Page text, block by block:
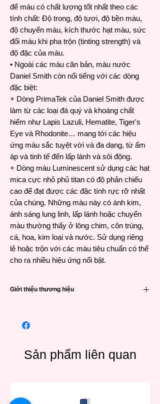
để màu có chất lượng tốt nhất theo các
tính chất: Độ trong, độ tươi, độ bền màu,
độ chuyển màu, kích thước hạt màu, sức
đổi màu khi pha trộn (tinting strength) và
độ đặc của màu.
• Ngoài các màu căn bản, màu nước
Daniel Smith còn nổi tiếng với các dòng
đặc biệt:
+ Dòng PrimaTek của Daniel Smith được
làm từ các loại đá quý và khoáng chất
hiếm như Lapis Lazuli, Hematite, Tiger's
Eye và Rhodonite… mang tới các hiệu
ứng màu sắc tuyệt vời và đa dạng, từ ấm
áp và tinh tế đến lấp lánh và sôi động.
+ Dòng màu Luminescent sử dụng các hạt
mica cực nhỏ phủ titan có độ phản chiếu
cao để đạt được các đặc tính rực rỡ nhất
của chúng. Những màu này có ánh kim,
ánh sáng lung linh, lấp lánh hoặc chuyển
màu thường thấy ở lông chim, côn trùng,
cá, hoa, kim loại và nước. Sử dụng riêng
lẻ hoặc trộn với các màu tiêu chuẩn có thể
cho ra nhiều hiệu ứng nổi bật.
Giới thiệu thương hiệu
màu nước chuyên nghiệp với số lượng màu
những nguồn nguyên liệu vô cùng độc đáo.
Là nhà sản xuất đi đầu về Pigments
Sản phẩm liên quan